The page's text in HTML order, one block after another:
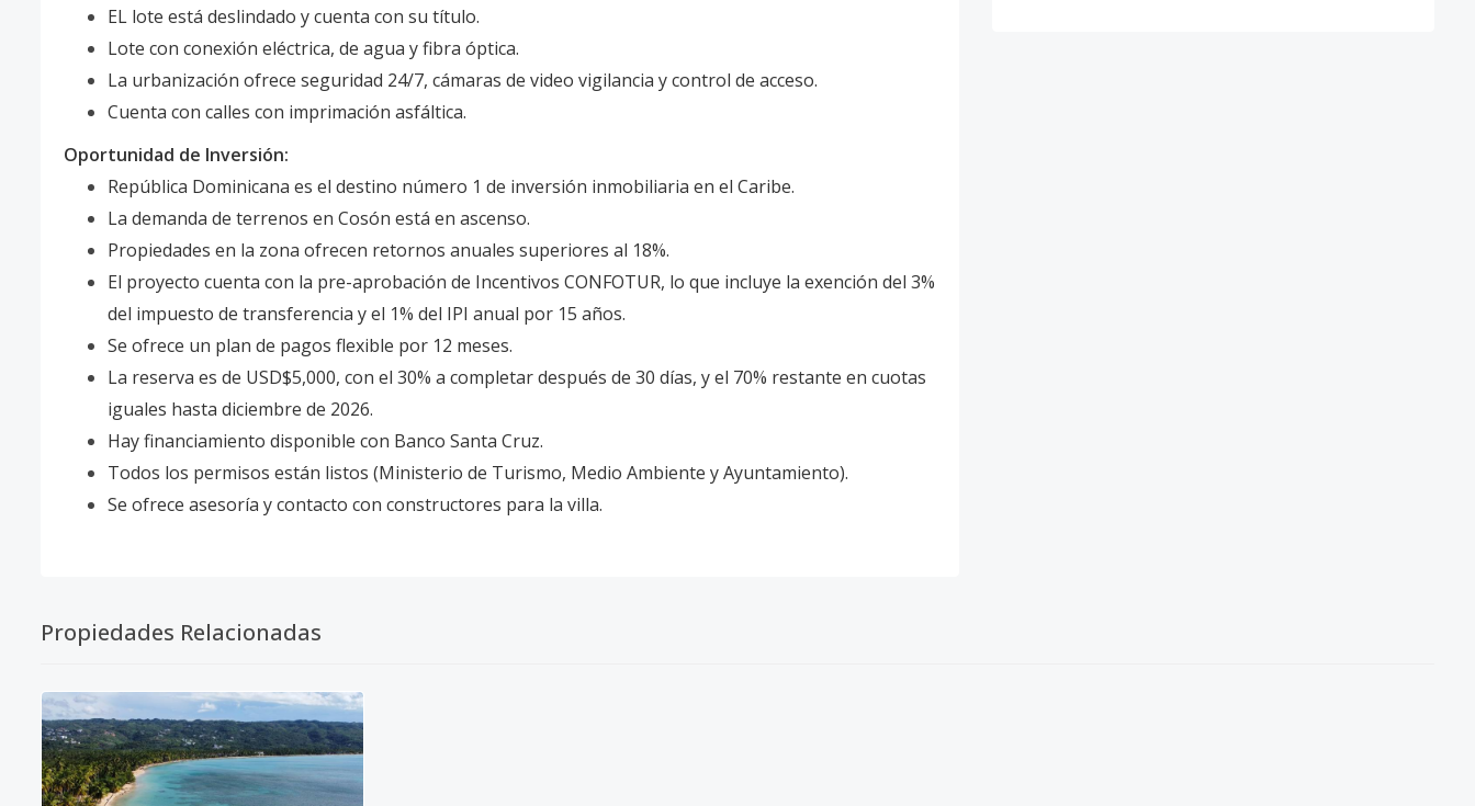
EL lote está deslindado y cuenta con su título.
Lote con conexión eléctrica, de agua y fibra óptica.
La urbanización ofrece seguridad 24/7, cámaras de video vigilancia y control de acceso.
Cuenta con calles con imprimación asfáltica.
Oportunidad de Inversión:
República Dominicana es el destino número 1 de inversión inmobiliaria en el Caribe.
La demanda de terrenos en Cosón está en ascenso.
Propiedades en la zona ofrecen retornos anuales superiores al 18%.
El proyecto cuenta con la pre-aprobación de Incentivos CONFOTUR, lo que incluye la exención del 3%
del impuesto de transferencia y el 1% del IPI anual por 15 años.
Se ofrece un plan de pagos flexible por 12 meses.
La reserva es de USD$5,000, con el 30% a completar después de 30 días, y el 70% restante en cuotas
iguales hasta diciembre de 2026.
Hay financiamiento disponible con Banco Santa Cruz.
Todos los permisos están listos (Ministerio de Turismo, Medio Ambiente y Ayuntamiento).
Se ofrece asesoría y contacto con constructores para la villa.
Propiedades Relacionadas